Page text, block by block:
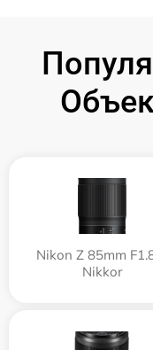
Nikon Z 85mm
Nikkor